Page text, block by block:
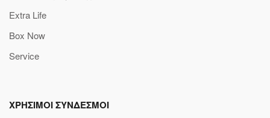
Extra Life
Box Now
Service
ΧΡΗΣΙΜΟΙ ΣΥΝΔΕΣΜΟΙ